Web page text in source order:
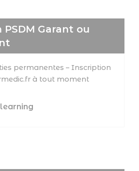
Garant ou
permanentes – Inscription
à tout moment